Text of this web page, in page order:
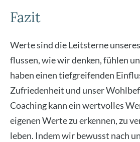
Fazit
Wer­te sind die Leit­ster­ne
flus­sen, wie wir den­ken, füh­len
haben einen tief­grei­fen­den
Zufrie­den­heit und unser
Coa­ching kann ein wert­vol­les
eige­nen Wer­te zu erken­nen, zu
leben. Indem wir bewusst nach